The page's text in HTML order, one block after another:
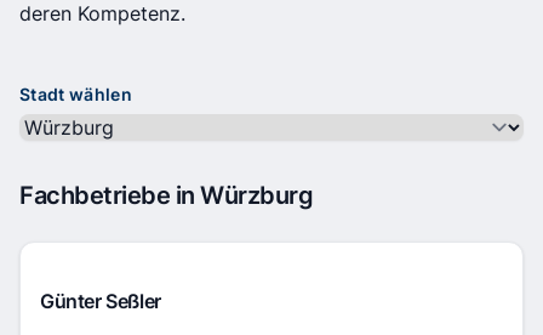
deren Kompetenz.
Stadt wählen
Fachbetriebe in Würzburg
Günter Seßler